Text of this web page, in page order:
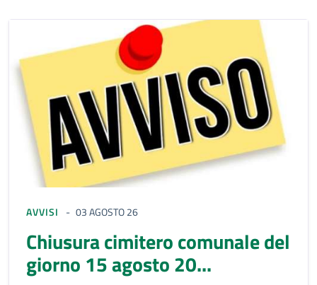
AVVISI 03 AGOSTO 26
chiusura cimitero comunale del
giorno 15 agosto 20...